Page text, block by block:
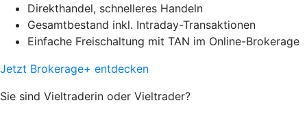
Direkthandel, schnelleres Handeln
Gesamtbestand inkl. Intraday-Transaktionen
Einfache Freischaltung mit TAN im Online-Brokerage
Jetzt Brokerage+ entdecken
Sie sind Vieltraderin oder Vieltrader?